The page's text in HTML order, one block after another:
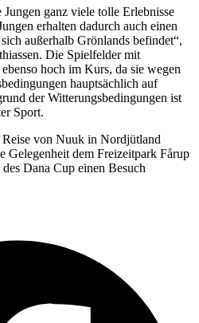
ganz viele tolle Erlebnisse
erhalten dadurch auch einen
außerhalb Grönlands befindet“,
Die Spielfelder mit
hoch im Kurs, da sie wegen
hauptsächlich auf
der Witterungsbedingungen ist
Sport.
von Nuuk in Nordjütland
Gelegenheit dem Freizeitpark Fårup
Dana Cup einen Besuch